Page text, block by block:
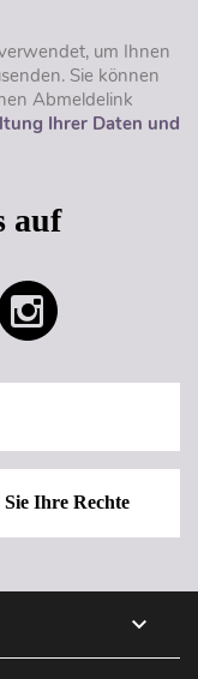
um Ihnen
Sie können
Abmeldelink
Ihrer Daten und
auf
Ihre Rechte
